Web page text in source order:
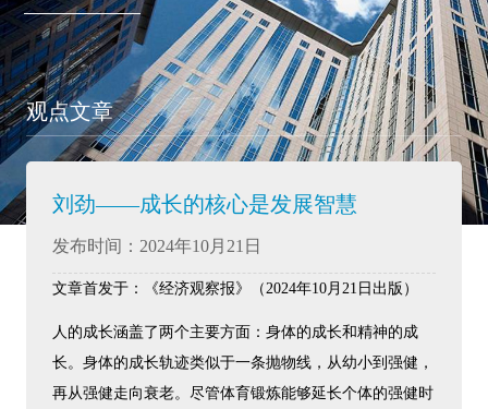
观点文章
刘劲——成长的核心是发展智慧
发布时间：2024年10月21日
文章首发于：《经济观察报》（2024年10月21日出版）
人的成长涵盖了两个主要方面：身体的成长和精神的成
长。身体的成长轨迹类似于一条抛物线，从幼小到强健，
再从强健走向衰老。尽管体育锻炼能够延长个体的强健时